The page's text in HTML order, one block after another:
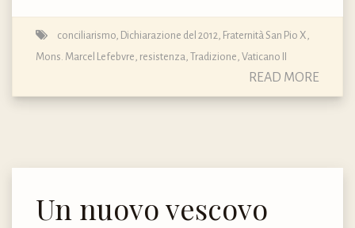
conciliarismo Dichiarazione del 2012 Fraternità San Pio X
Mons. Marcel Lefebvre resistenza Tradizione Vaticano II
READ MORE
Un nuovo vescovo